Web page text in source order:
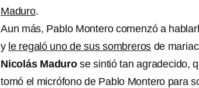
Maduro.
Aun más, Pablo Montero comenzó a
y le regaló uno de sus sombreros de
Nicolás Madurose sintió tan agradecido,
tomó el micrófono de Pablo Montero para